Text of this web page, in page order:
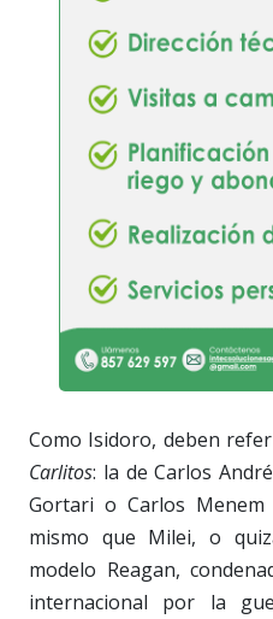
Como Isidoro, deben
Carlitos: la de Carlos
Gortari o Carlos
mismo que Milei, o
modelo Reagan,
internacional por la